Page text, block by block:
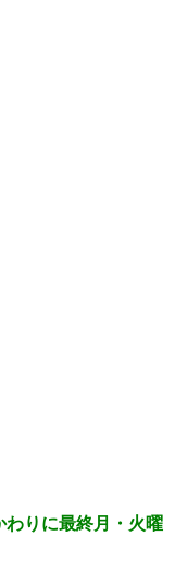
りに最終月・火曜